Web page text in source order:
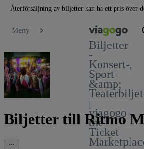
Återförsäljning av biljetter kan ha ett pris över
Meny
Biljetter
-
Konsert-,
Sport-
&amp;
|
viagogo
the
Ticket
Biljetter till Ritmo